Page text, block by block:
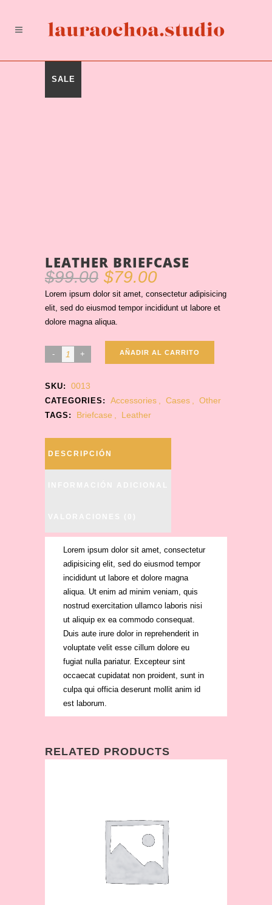
SALE
LEATHER BRIEFCASE
$99.00
El
precio
original
era:
$79.00El
precio
actual
Lorem ipsum dolor sit amet, consectetur adipisicing
elit, sed do eiusmod tempor incididunt ut labore et
dolore magna aliqua.
AÑADIR AL CARRITO
SKU: 0013
CATEGORIES: Accessories Cases Other
TAGS: Briefcase Leather
DESCRIPCIÓN
Lorem ipsum dolor sit amet, consectetur
adipisicing elit, sed do eiusmod tempor
incididunt ut labore et dolore magna
aliqua. Ut enim ad minim veniam, quis
nostrud exercitation ullamco laboris nisi
ut aliquip ex ea commodo consequat.
Duis aute irure dolor in reprehenderit in
voluptate velit esse cillum dolore eu
fugiat nulla pariatur. Excepteur sint
occaecat cupidatat non proident, sunt in
culpa qui officia deserunt mollit anim id
est laborum.
RELATED PRODUCTS